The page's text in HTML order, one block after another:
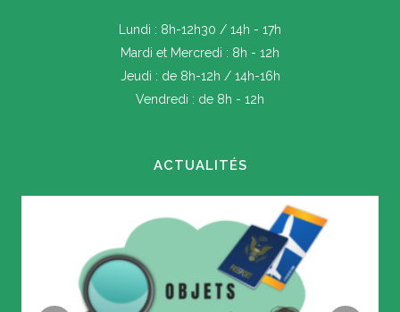
Lundi : 8h-12h30 / 14h - 17h
Mardi et Mercredi : 8h - 12h
Jeudi : de 8h-12h / 14h-16h
Vendredi : de 8h - 12h
ACTUALITÉS